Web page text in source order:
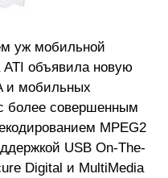
уж мобильной
объявила новую
и мобильных
более совершенным
MPEG2
USB On-The-
Digital и MultiMedia